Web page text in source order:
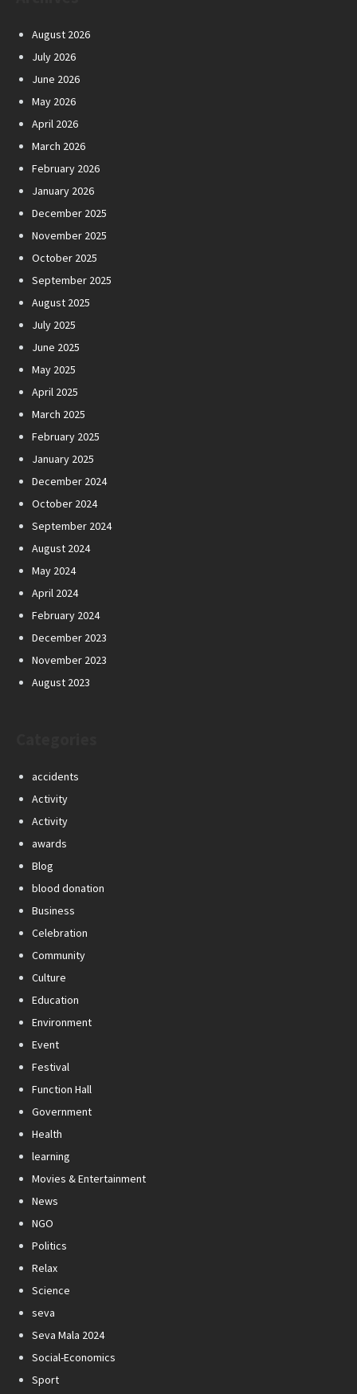
August 2026
July 2026
June 2026
May 2026
April 2026
March 2026
February 2026
January 2026
December 2025
November 2025
October 2025
September 2025
August 2025
July 2025
June 2025
May 2025
April 2025
March 2025
February 2025
January 2025
December 2024
October 2024
September 2024
August 2024
May 2024
April 2024
February 2024
December 2023
November 2023
August 2023
accidents
Activity
Activity
awards
Blog
blood donation
Business
Celebration
Community
Culture
Education
Environment
Event
Festival
Function Hall
Government
Health
learning
Movies & Entertainment
News
NGO
Politics
Relax
Science
seva
Seva Mala 2024
Social-Economics
Sport